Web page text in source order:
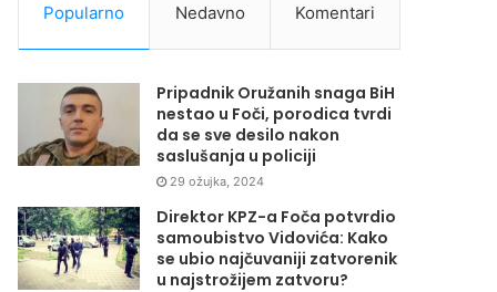
Popularno Nedavno Komentari
Pripadnik Oružanih snaga BiH
nestao u Foči, porodica tvrdi
da se sve desilo nakon
saslušanja u policiji
29 ožujka, 2024
Direktor KPZ-a Foča potvrdio
samoubistvo Vidovića: Kako
se ubio najčuvaniji zatvorenik
u najstrožijem zatvoru?